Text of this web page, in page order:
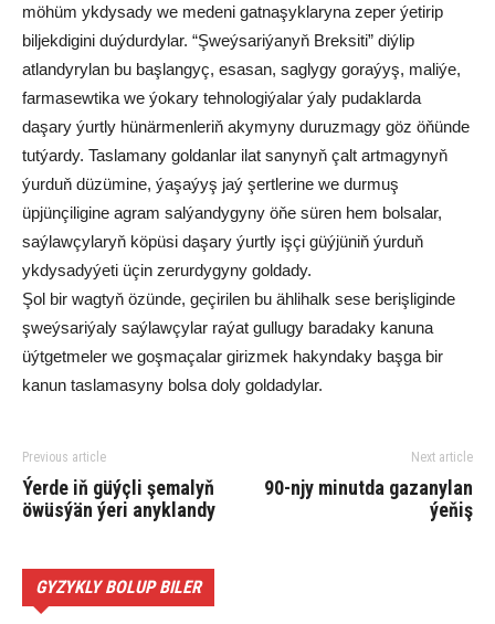
möhüm ykdysady we medeni gatnaşyklaryna zeper ýetirip
biljekdigini duýdurdylar. “Şweýsariýanyň Breksiti” diýlip
atlandyrylan bu başlangyç, esasan, saglygy goraýyş, maliýe,
farmasewtika we ýokary tehnologiýalar ýaly pudaklarda
daşary ýurtly hünärmenleriň akymyny duruzmagy göz öňünde
tutýardy. Taslamany goldanlar ilat sanynyň çalt artmagynyň
ýurduň düzümine, ýaşaýyş jaý şertlerine we durmuş
üpjünçiligine agram salýandygyny öňe süren hem bolsalar,
saýlawçylaryň köpüsi daşary ýurtly işçi güýjüniň ýurduň
ykdysadyýeti üçin zerurdygyny goldady.
Şol bir wagtyň özünde, geçirilen bu ählihalk sese berişliginde
şweýsariýaly saýlawçylar raýat gullugy baradaky kanuna
üýtgetmeler we goşmaçalar girizmek hakyndaky başga bir
kanun taslamasyny bolsa doly goldadylar.
Previous article
Ýerde iň güýçli şemalyň
öwüsýän ýeri anyklandy
Next article
90-njy minutda gazanylan
ýeňiş
GYZYKLY BOLUP BILER